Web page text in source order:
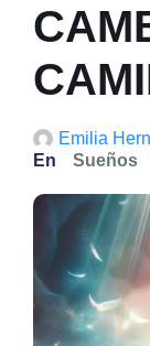
Emilia
En
Sueños